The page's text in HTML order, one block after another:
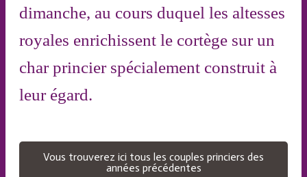
dimanche, au cours duquel les altesses
royales enrichissent le cortège sur un
char princier spécialement construit à
leur égard.
Vous trouverez ici tous les couples princiers des
années précédentes